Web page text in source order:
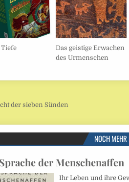
Das geistige Erwachen
des Urmenschen
der sieben Sünden
NOCH MEHR
der Menschenaffen
Ihr Leben und ihre